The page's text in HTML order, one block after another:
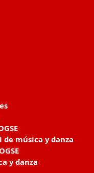
música y danza
y danza